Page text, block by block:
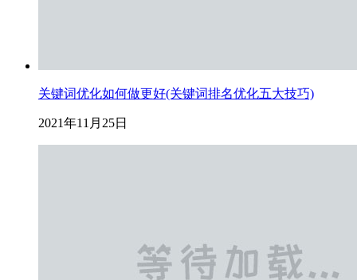
关键词优化如何做更好(关键词排名优化五大技巧)
2021年11月25日